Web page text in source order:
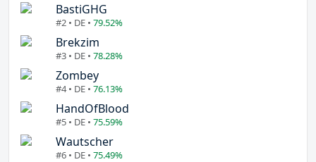
BastiGHG
#2 • DE • 79.52%
Brekzim
#3 • DE • 78.28%
Zombey
#4 • DE • 76.13%
HandOfBlood
#5 • DE • 75.59%
Wautscher
#6 • DE • 75.49%